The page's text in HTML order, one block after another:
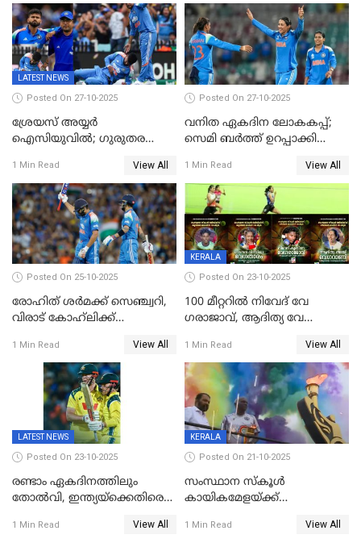
മെല്‍ബണില്‍
ഇന്ത്യയ്‌ക്കെതിരെ ഓസീസ്
ലക്ഷ്യം 126 റണ്‍സ്
ജയവുമായി ഇന്ത്യൻ
വനിതകൾ ലോകകപ്പ്
കലാശപ്പോരിന്
LATEST NEWS
Posted On 27-10-2025
ശ്രേയസ് അയ്യര്‍
ഐസിയുവില്‍; ഗുരുതര
1 Min Read View All
Posted On 27-10-2025
വനിത ഏകദിന ലോകകപ്പ്;
സെമി ബര്‍ത്ത് ഉറപ്പാക്കി
1 Min Read View All
Posted On 25-10-2025
രോഹിത് ശർമക്ക് സെഞ്ച്വറി,
വിരാട് കോഹ്‍ലിക്ക്
മുൻനായകരുടെ മികവിൽ
ഓസീസിനെതിരെ ഉജ്ജ്വല
1 Min Read View All
KERALA
Posted On 23-10-2025
100 മീറ്ററിൽ നിവേദ് വേ​
ഗരാജാവ്, ആദിത്യ വേ​
ബോയ്സിലും സബ്‌ജൂനിയർ
ഗേൾസിലും റെക്കോർഡോടെ
സ്വർണം, ദേവപ്രിയ 87ലെ
റെക്കോർഡ് തിരുത്തി
1 Min Read View All
LATEST NEWS
Posted On 23-10-2025
രണ്ടാം ഏകദിനത്തിലും
തോൽവി, ഇന്ത്യയ്‌ക്കെതിരെ
1 Min Read View All
KERALA
Posted On 21-10-2025
സംസ്ഥാന സ്കൂൾ
കായികമേളയ്ക്ക്
ഒളിംപിക്‌സിന്റെ ഉദ്‌ഘാടനം
1 Min Read View All